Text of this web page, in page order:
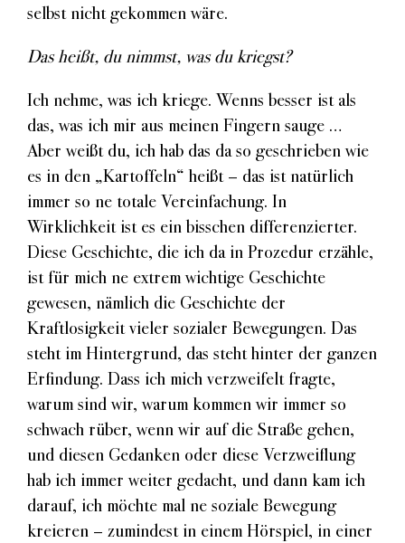
selbst nicht gekommen wäre.
Das heißt, du nimmst, was du kriegst?
Ich nehme, was ich kriege. Wenns besser ist als
das, was ich mir aus meinen Fingern sauge …
Aber weißt du, ich hab das da so geschrieben wie
es in den „Kartoffeln“ heißt – das ist natürlich
immer so ne totale Vereinfachung. In
Wirklichkeit ist es ein bisschen differenzierter.
Diese Geschichte, die ich da in Prozedur erzähle,
ist für mich ne extrem wichtige Geschichte
gewesen, nämlich die Geschichte der
Kraftlosigkeit vieler sozialer Bewegungen. Das
steht im Hintergrund, das steht hinter der ganzen
Erfindung. Dass ich mich verzweifelt fragte,
warum sind wir, warum kommen wir immer so
schwach rüber, wenn wir auf die Straße gehen,
und diesen Gedanken oder diese Verzweiflung
hab ich immer weiter gedacht, und dann kam ich
darauf, ich möchte mal ne soziale Bewegung
kreieren – zumindest in einem Hörspiel, in einer